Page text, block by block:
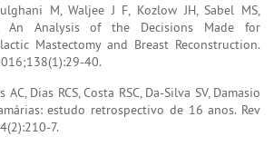
M, Waljee J F, Kozlow JH, Sabel MS,
An Analysis of the Decisions Made for
Mastectomy and Breast Reconstruction.
40.
AC, Dias RCS, Costa RSC, Da-Silva SV, Damasio
estudo retrospectivo de 16 anos. Rev
7.